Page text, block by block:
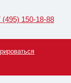
(495) 150-18-88
Масло